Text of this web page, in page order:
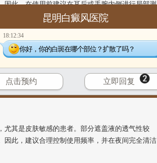
此，在使用前建议在耳后或手腕内侧进行局部测
晰的产品，可以减少过敏的风险。
确保干燥无油脂，避免在破损或炎症区域使用。
非治疗药物，仅能暂时改善外观，长期依赖可能
其是皮肤敏感的患者。部分遮盖液的透气性较
此，建议合理控制使用频率，并在夜间完全清洁
昆明白癜风医院
18:12:34
你好，你的白斑在哪个部位？扩散了吗？
点击预约 立即回复